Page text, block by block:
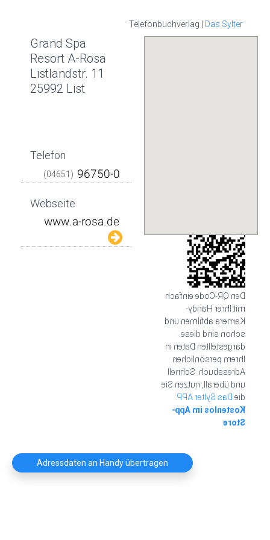
Telefonbuchverlag | Das Sylter
Grand Spa
Resort A-Rosa
Listlandstr. 11
25992 List
Telefon
(04651)
Webseite
Den QR-Code einfach
mit Ihrer Handy-
Kamera abfilmen und
schon sind diese
dargestellten Daten in
Ihrem persönlichen
Adressbuch. Schnell
und überall, nutzen Sie
die
Das Sylter APP.
Kostenlos im App-
Store
Adressdaten an Handy übertragen